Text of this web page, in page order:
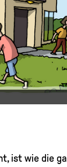
ist wie die